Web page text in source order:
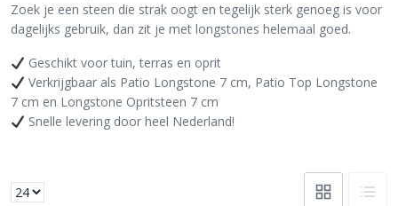
Zoek je een steen die strak oogt en tegelijk sterk genoeg is voor
dagelijks gebruik, dan zit je met longstones helemaal goed.
Geschikt voor tuin, terras en oprit
Verkrijgbaar als Patio Longstone 7 cm, Patio Top Longstone
7 cm en Longstone Opritsteen 7 cm
Snelle levering door heel Nederland!